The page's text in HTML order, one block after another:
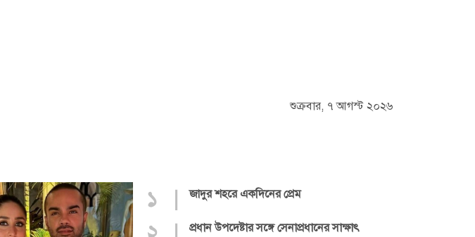
শুক্রবার, ৭ আগস্ট ২০২৬
১ | জাদুর শহরে একদিনের প্রেম
প্রধান উপদেষ্টার সঙ্গে সেনাপ্রধানের সাক্ষাৎ